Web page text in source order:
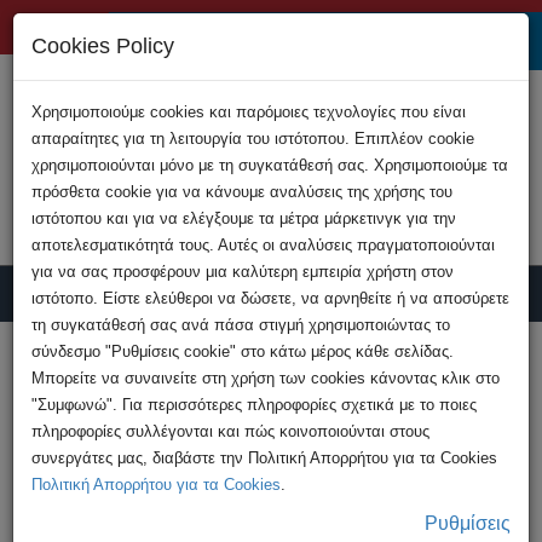
Υποβολή Καταγγελίας
HOME
Ανακοινώσεις
Μείνετε ψύχραιμοι αυτό το καλοκαίρι - 11
συμβουλές για να ...
Cookies Policy
Χρησιμοποιούμε cookies και παρόμοιες τεχνολογίες που είναι
απαραίτητες για τη λειτουργία του ιστότοπου. Επιπλέον cookie
χρησιμοποιούνται μόνο με τη συγκατάθεσή σας. Χρησιμοποιούμε τα
πρόσθετα cookie για να κάνουμε αναλύσεις της χρήσης του
ιστότοπου και για να ελέγξουμε τα μέτρα μάρκετινγκ για την
αποτελεσματικότητά τους. Αυτές οι αναλύσεις πραγματοποιούνται
για να σας προσφέρουν μια καλύτερη εμπειρία χρήστη στον
ιστότοπο. Είστε ελεύθεροι να δώσετε, να αρνηθείτε ή να αποσύρετε
τη συγκατάθεσή σας ανά πάσα στιγμή χρησιμοποιώντας το
σύνδεσμο "Ρυθμίσεις cookie" στο κάτω μέρος κάθε σελίδας.
Μπορείτε να συναινείτε στη χρήση των cookies κάνοντας κλικ στο
"Συμφωνώ". Για περισσότερες πληροφορίες σχετικά με το ποιες
πληροφορίες συλλέγονται και πώς κοινοποιούνται στους
συνεργάτες μας, διαβάστε την Πολιτική Απορρήτου για τα Cookies
Πολιτική Απορρήτου για τα Cookies.
Ρυθμίσεις